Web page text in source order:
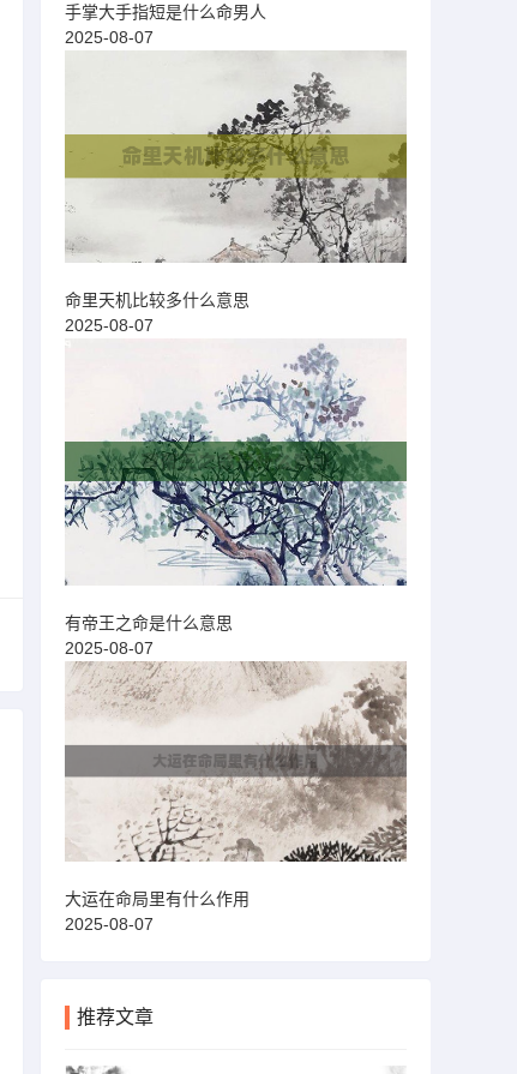
手掌大手指短是什么命男人
2025-08-07
命里天机比较多什么意思
2025-08-07
有帝王之命是什么意思
2025-08-07
大运在命局里有什么作用
2025-08-07
推荐文章